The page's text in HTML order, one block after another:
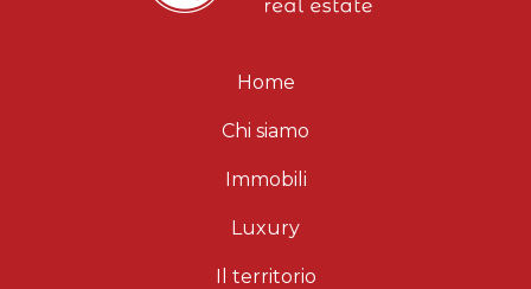
Home
Chi siamo
Immobili
Luxury
Il territorio